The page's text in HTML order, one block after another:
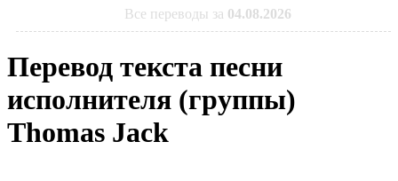
Все переводы за 04.08.2026
Перевод текста песни
исполнителя (группы)
Thomas Jack